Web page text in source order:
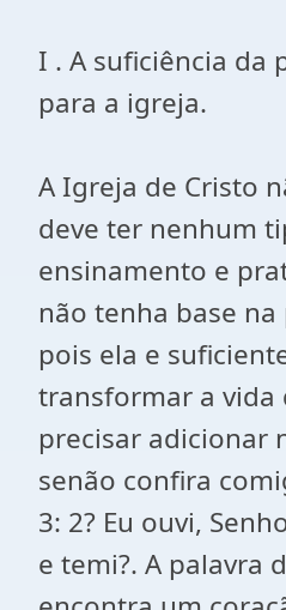
I . A suficiência da
para a igreja.
A Igreja de Cristo
deve ter nenhum
ensinamento e
não tenha base
pois ela e
transformar a vida
precisar adicionar
senão confira
3: 2? Eu ouvi,
e temi?. A palavra